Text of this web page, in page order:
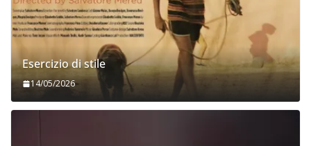
Esercizio di stile
14/05/2026